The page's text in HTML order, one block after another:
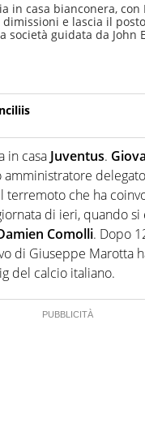
in casa bianconera, con
e lascia il
società guidata da John
e speaker
di calcio con uno
campionati di Serie B e
in casa Juventus.
terremoto che ha
di ieri, quando si
Comolli. Dopo
di Giuseppe Marotta
del calcio italiano.